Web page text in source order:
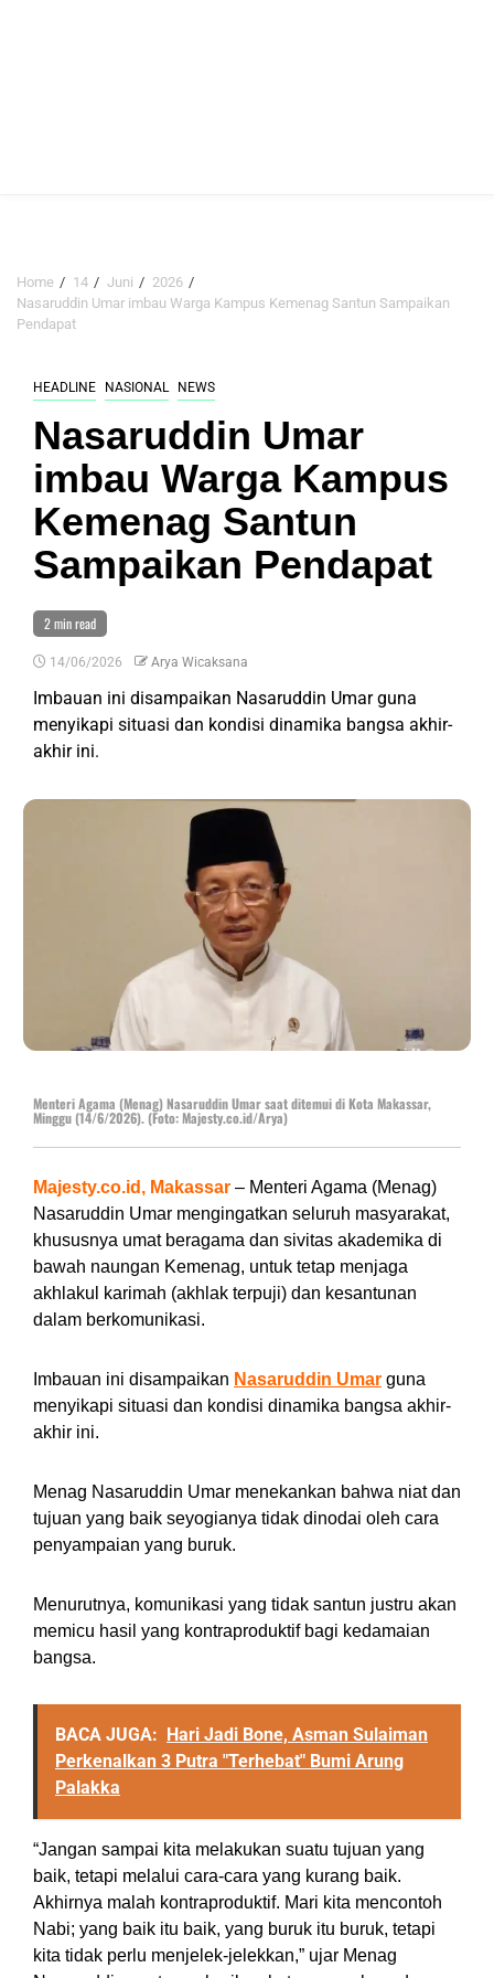
Home 14 Juni
2026
Nasaruddin Umar imbau Warga Kampus Kemenag Santun Sampaikan
Pendapat
HEADLINE NASIONAL NEWS
Nasaruddin Umar
imbau Warga Kampus
Kemenag Santun
Sampaikan Pendapat
2 min read
14/06/2026 Arya Wicaksana
Imbauan ini disampaikan Nasaruddin Umar guna
menyikapi situasi dan kondisi dinamika bangsa akhir-
akhir ini.
Menteri Agama (Menag) Nasaruddin Umar saat ditemui di Kota Makassar,
Minggu (14/6/2026). (Foto: Majesty.co.id/Arya)
Majesty.co.id, Makassar – Menteri Agama (Menag)
Nasaruddin Umar mengingatkan seluruh masyarakat,
khususnya umat beragama dan sivitas akademika di
bawah naungan Kemenag, untuk tetap menjaga
akhlakul karimah (akhlak terpuji) dan kesantunan
dalam berkomunikasi.
Imbauan ini disampaikan Nasaruddin Umar guna
menyikapi situasi dan kondisi dinamika bangsa akhir-
akhir ini.
Menag Nasaruddin Umar menekankan bahwa niat dan
tujuan yang baik seyogianya tidak dinodai oleh cara
penyampaian yang buruk.
Menurutnya, komunikasi yang tidak santun justru akan
memicu hasil yang kontraproduktif bagi kedamaian
bangsa.
BACA JUGA: Hari Jadi Bone, Asman Sulaiman
Perkenalkan 3 Putra "Terhebat" Bumi Arung
Palakka
“Jangan sampai kita melakukan suatu tujuan yang
baik, tetapi melalui cara-cara yang kurang baik.
Akhirnya malah kontraproduktif. Mari kita mencontoh
Nabi; yang baik itu baik, yang buruk itu buruk, tetapi
kita tidak perlu menjelek-jelekkan,” ujar Menag